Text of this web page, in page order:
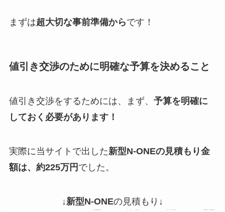
まずは超大切な事前準備からです！
値引き交渉のために明確な予算を決めること
値引き交渉をするためには、まず、 予算を明確に
しておく必要があります！
実際に当サイトで出した新型N-ONEの見積もり金
額は、約225万円 でした。
↓新型N-ONEの見積もり↓